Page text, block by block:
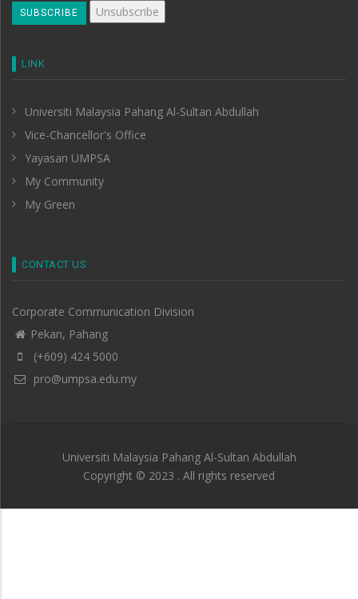
LINK
Universiti Malaysia Pahang Al-Sultan Abdullah
Vice-Chancellor's Office
Yayasan UMPSA
My Community
My Green
CONTACT US
Corporate Communication Division
Pekan, Pahang
(+609) 424 5000
pro@umpsa.edu.my
Universiti Malaysia Pahang Al-Sultan Abdullah
Copyright © 2023 . All rights reserved